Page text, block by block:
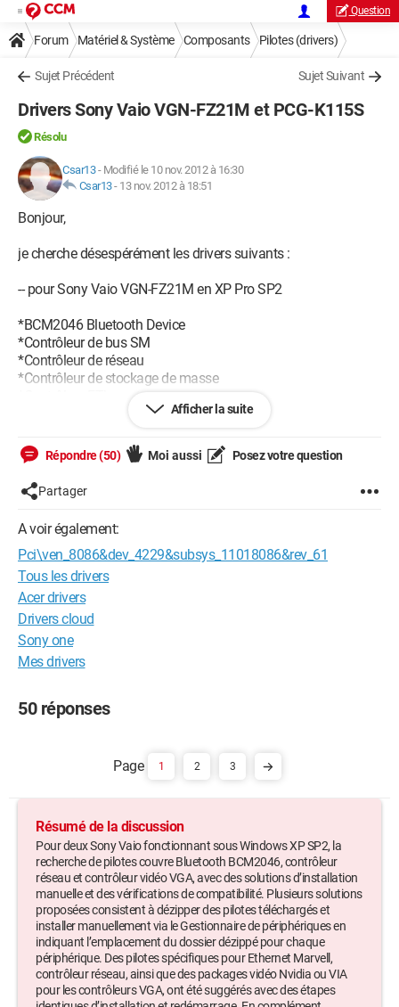
Question
Forum Matériel & Système Composants Pilotes (drivers)
Sujet Précédent Sujet Suivant
Drivers Sony Vaio VGN-FZ21M et PCG-K115S
Résolu
Csar13- Modifié le 10 nov. 2012 à 16:30
Csar13- 13 nov. 2012 à 18:51
Bonjour,
je cherche désespérément les drivers suivants :
-- pour Sony Vaio VGN-FZ21M en XP Pro SP2
*BCM2046 Bluetooth Device
*Contrôleur de bus SM
*Contrôleur de réseau
*Contrôleur de stockage de masse
*Contrôleur vidéo (compatible VGA)
-- pour Sony Vaio PCG-K115S en XP Familial Premium SP2
*Contrôleur Ethernet
*Contrôleur de stockage de masse
*COntrôleur vidéo (compatible VGA)
*Modem PCI
J'ai déjà cherché sur le site de Sony et sur touslesdrivers.com
mais je les ne trouve pas !!
Merci d'avance pour votre aide ; rien que quelques uns
m'aiderait beaucoup !
Afficher la suite
Répondre (50) Moi aussi Posez votre question
Partager
A voir également:
Pci\ven_8086&dev_4229&subsys_11018086&rev_61
Tous les drivers
Acer drivers
Drivers cloud
Sony one
Mes drivers
50 réponses
1 2 3
Résumé de la discussion
Pour deux Sony Vaio fonctionnant sous Windows XP SP2, la
recherche de pilotes couvre Bluetooth BCM2046, contrôleur
réseau et contrôleur vidéo VGA, avec des solutions d’installation
manuelle et des vérifications de compatibilité. Plusieurs solutions
proposées consistent à dézipper des pilotes téléchargés et
installer manuellement via le Gestionnaire de périphériques en
indiquant l’emplacement du dossier dézippé pour chaque
périphérique. Des pilotes spécifiques pour Ethernet Marvell,
contrôleur réseau, ainsi que des packages vidéo Nvidia ou VIA
pour les contrôleurs VGA, ont été suggérés avec des étapes